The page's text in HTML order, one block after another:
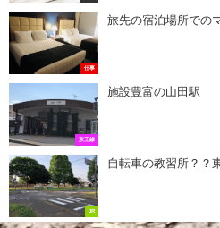
仕事
旅先の宿泊場所での
京王線
施設豊富の山田駅
JR
自転車の教習所？？